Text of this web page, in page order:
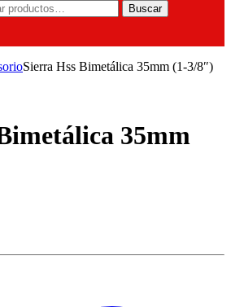
Buscar
Sierra Hss Bimetálica 35mm (1-3/8″)
35mm